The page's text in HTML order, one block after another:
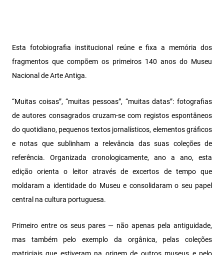
Esta fotobiografia institucional reúne e fixa a memória dos
fragmentos que compõem os primeiros 140 anos do Museu
Nacional de Arte Antiga.
“Muitas coisas”, “muitas pessoas”, “muitas datas”: fotografias
de autores consagrados cruzam-se com registos espontâneos
do quotidiano, pequenos textos jornalísticos, elementos gráficos
e notas que sublinham a relevância das suas coleções de
referência. Organizada cronologicamente, ano a ano, esta
edição orienta o leitor através de excertos de tempo que
moldaram a identidade do Museu e consolidaram o seu papel
central na cultura portuguesa.
Primeiro entre os seus pares — não apenas pela antiguidade,
mas também pelo exemplo da orgânica, pelas coleções